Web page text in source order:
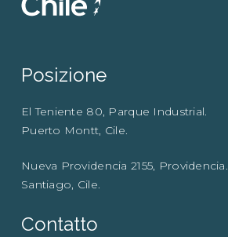
Posizione
El Teniente 80, Parque Industrial.
Puerto Montt, Cile.
Nueva Providencia 2155, Providencia.
Santiago, Cile.
Contatto